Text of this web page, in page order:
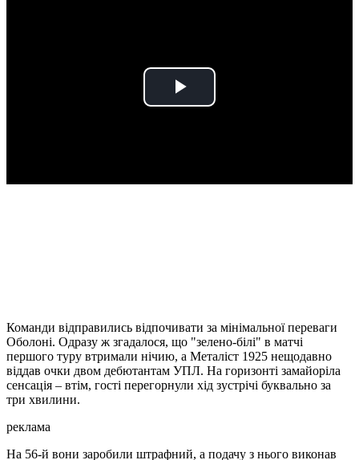
Play
Команди відправились відпочивати за мінімальної переваги
Оболоні. Одразу ж згадалося, що "зелено-білі" в матчі
першого туру втримали нічию, а Металіст 1925 нещодавно
віддав очки двом дебютантам УПЛ. На горизонті замайоріла
сенсація – втім, гості перегорнули хід зустрічі буквально за
три хвилини.
реклама
На 56-й вони заробили штрафний, а подачу з нього виконав